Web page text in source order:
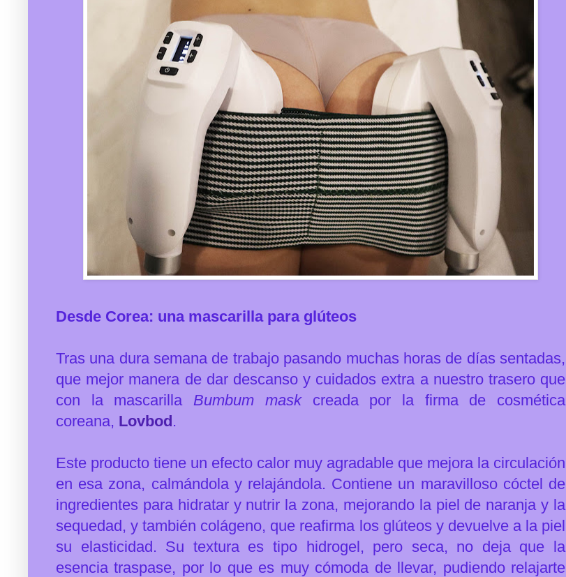
Desde Corea: una mascarilla para glúteos
Tras una dura semana de trabajo pasando muchas horas de días sentadas,
que mejor manera de dar descanso y cuidados extra a nuestro trasero que
con la mascarilla Bumbum mask creada por la firma de cosmética
coreana, Lovbod.
Este producto tiene un efecto calor muy agradable que mejora la circulación
en esa zona, calmándola y relajándola. Contiene un maravilloso cóctel de
ingredientes para hidratar y nutrir la zona, mejorando la piel de naranja y la
sequedad, y también colágeno, que reafirma los glúteos y devuelve a la piel
su elasticidad. Su textura es tipo hidrogel, pero seca, no deja que la
esencia traspase, por lo que es muy cómoda de llevar, pudiendo relajarte